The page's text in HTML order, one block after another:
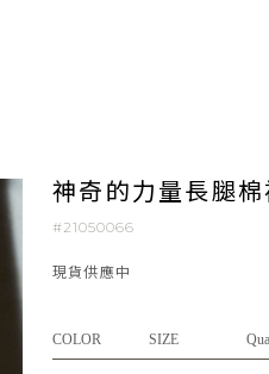
神奇的力量長腿棉
#21050066
現貨供應中
COLOR SIZE